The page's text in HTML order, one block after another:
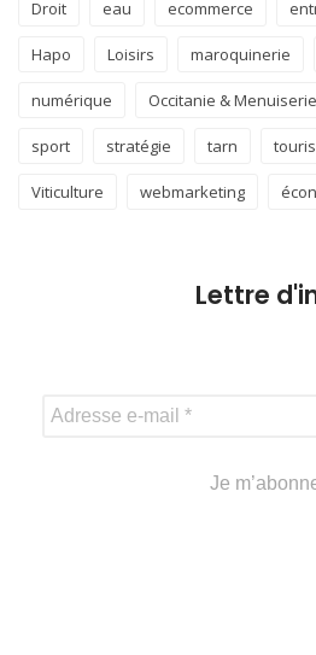
Droit eau ecommerce
Hapo Loisirs maroquinerie
numérique Occitanie & Menuiserie
sport stratégie tarn
Viticulture webmarketing
Lettre